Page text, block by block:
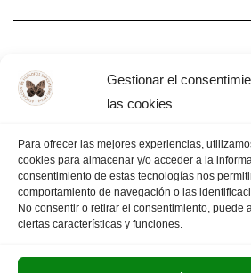
Gestionar el
las cookies
Para ofrecer las mejores experiencias,
cookies para almacenar y/o acceder a la
consentimiento de estas tecnologías nos
comportamiento de navegación o las
No consentir o retirar el consentimiento, puede
ciertas características y funciones.
« PÁGINA
ANTERIOR
1 2 3 4
… 7